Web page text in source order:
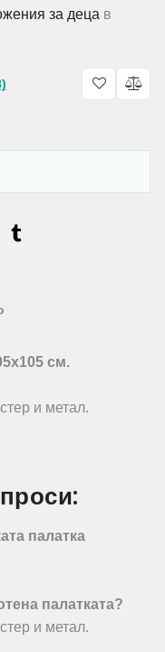
за деца в
см.
и метал.
палатка
палатката?
и метал.